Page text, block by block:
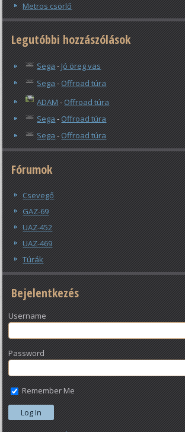
Metros csörlő
Legutóbbi hozzászólások
Sega -Jó öreg vas
Sega -Offroad túra
ADAM - Offroad túra
Sega -Offroad túra
Sega -Offroad túra
Fórumok
Csevegő
GAZ-69
UAZ-452
UAZ-469
Túrák
Bejelentkezés
Username
Password
Remember Me